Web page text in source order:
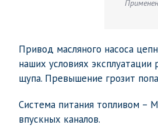
Привод масляного насоса
наших условиях
щупа. Превышение грозит
Система питания топливом –
впускных каналов.